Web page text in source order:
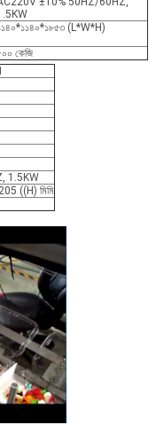
(L*W*H)
কেজি
1.5KW
((H) মিমি